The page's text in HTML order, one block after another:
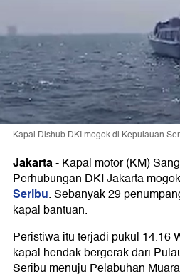
Kapal Dishub DKI mogok di Kepulauan
Jakarta-Kapal motor (KM)
Perhubungan DKI Jakarta
Seribu. Sebanyak 29
kapal bantuan.
Peristiwa itu terjadi pukul 14.16
kapal hendak bergerak dari
Seribu menuju Pelabuhan